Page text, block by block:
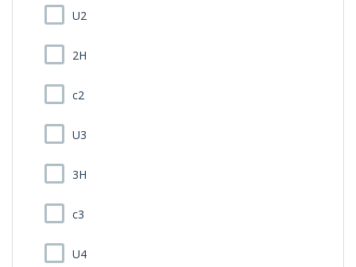
U2
2H
c2
U3
3H
c3
U4